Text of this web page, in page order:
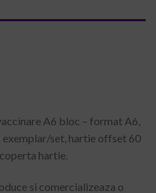
A6 bloc – format A6,
set, hartie offset 60
hartie.
si comercializeaza o